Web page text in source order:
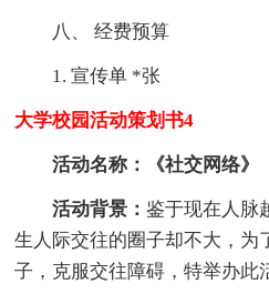
八、 经费预算
1. 宣传单 *张
大学校园活动策划书4
活动名称：《社交网络》
活动背景：鉴于现在人脉
生人际交往的圈子却不大，为
子，克服交往障碍，特举办此